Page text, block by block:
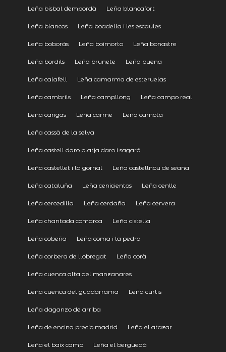
Leña bisbal dempordà Leña blancafort
Leña blancos Leña boadella i les escaules
Leña boborás Leña boimorto Leña bonastre
Leña bordils Leña brunete Leña buena
Leña calafell Leña camarma de esteruelas
Leña cambrils Leña campllong Leña campo real
Leña cangas Leña carme Leña carnota
Leña cassà de la selva
Leña castell daro platja daro i sagaró
Leña castellet i la gornal Leña castellnou de seana
Leña cataluña Leña cenicientos Leña cenlle
Leña cercedilla Leña cerdaña Leña cervera
Leña chantada comarca Leña cistella
Leña cobeña Leña coma i la pedra
Leña corbera de llobregat Leña corà
Leña cuenca alta del manzanares
Leña cuenca del guadarrama Leña curtis
Leña daganzo de arriba
Leña de encina precio madrid Leña el atazar
Leña el baix camp Leña el berguedà